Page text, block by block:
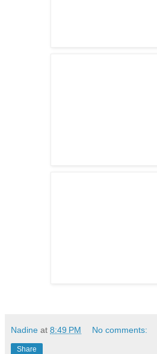
Nadine at 8:49 PM No comments:
Share